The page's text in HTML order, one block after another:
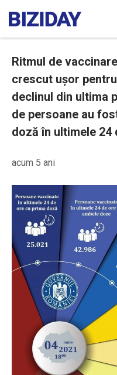
Ritmul de
crescut ușor
declinul din ultima
de persoane au
doză în ultimele 24
acum 5 ani